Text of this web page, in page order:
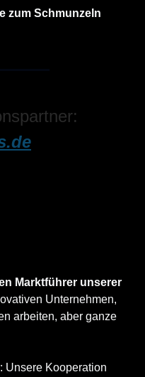
zum Schmunzeln
Marktführer unserer
Unternehmen,
arbeiten, aber ganze
Unsere Kooperation